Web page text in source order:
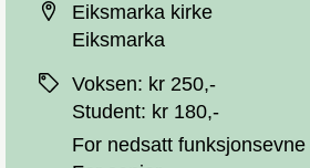
Eiksmarka kirke
Eiksmarka
Voksen: kr 250,-
Student: kr 180,-
For nedsatt funksjonsevne